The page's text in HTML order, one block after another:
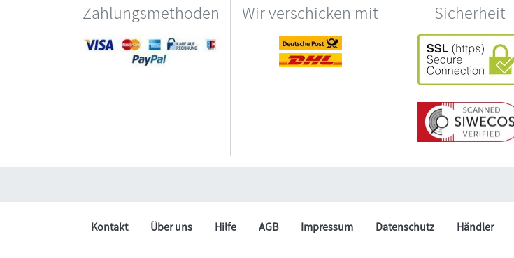
Zahlungsmethoden Wir verschicken mit Sicherheit
Kontakt Über uns Hilfe AGB Impressum Datenschutz Händler